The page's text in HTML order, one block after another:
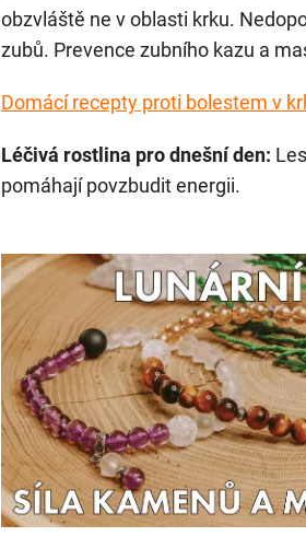
obzvláště ne v oblasti krku.
zubů. Prevence zubního kazu a
Domácí recepty proti bolestem v
Léčivá rostlina pro dnešní den:
pomáhají povzbudit energii.